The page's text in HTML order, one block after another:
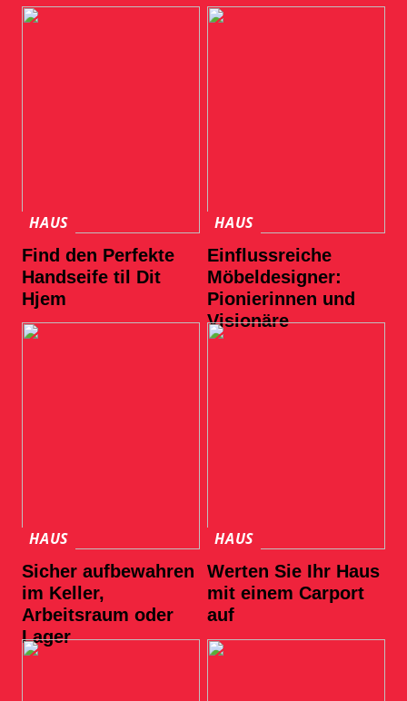
HAUS
Find den Perfekte
Handseife til Dit
Hjem
HAUS
Einflussreiche
Möbeldesigner:
Pionierinnen und
Visionäre
HAUS
Sicher aufbewahren
im Keller,
Arbeitsraum oder
Lager
HAUS
Werten Sie Ihr Haus
mit einem Carport
auf